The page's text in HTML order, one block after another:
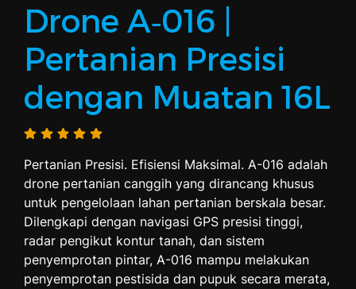
Drone A‑016 |
Pertanian Presisi
dengan Muatan 16L
Pertanian Presisi. Efisiensi Maksimal. A-016 adalah
drone pertanian canggih yang dirancang khusus
untuk pengelolaan lahan pertanian berskala besar.
Dilengkapi dengan navigasi GPS presisi tinggi,
radar pengikut kontur tanah, dan sistem
penyemprotan pintar, A-016 mampu melakukan
penyemprotan pestisida dan pupuk secara merata,